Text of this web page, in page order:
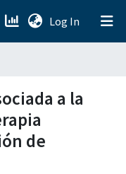
Log In (current)
a la
de